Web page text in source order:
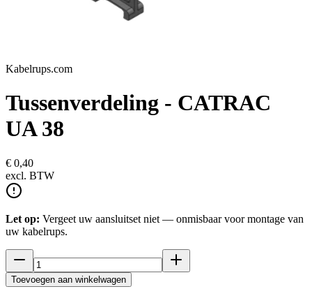
Kabelrups.com
Tussenverdeling - CATRAC
UA 38
€ 0,40
excl. BTW
Let op: Vergeet uw aansluitset niet — onmisbaar voor montage van
uw kabelrups.
Toevoegen aan winkelwagen